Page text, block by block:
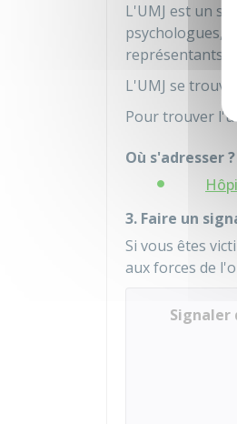
L'UMJ est un
psychologues,
représentants
L'UMJ se trouve
Pour trouver
Où s'adresser ?
3. Faire un
Si vous êtes
aux forces de
Signaler